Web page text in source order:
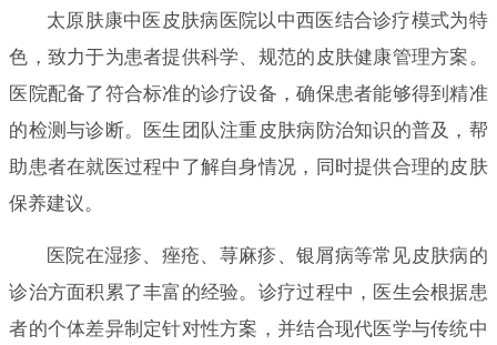
太原肤康中医皮肤病医院以中西医结合诊疗模式为特
色，致力于为患者提供科学、规范的皮肤健康管理方案。
医院配备了符合标准的诊疗设备，确保患者能够得到精准
的检测与诊断。医生团队注重皮肤病防治知识的普及，帮
助患者在就医过程中了解自身情况，同时提供合理的皮肤
保养建议。
医院在湿疹、痤疮、荨麻疹、银屑病等常见皮肤病的
诊治方面积累了丰富的经验。诊疗过程中，医生会根据患
者的个体差异制定针对性方案，并结合现代医学与传统中